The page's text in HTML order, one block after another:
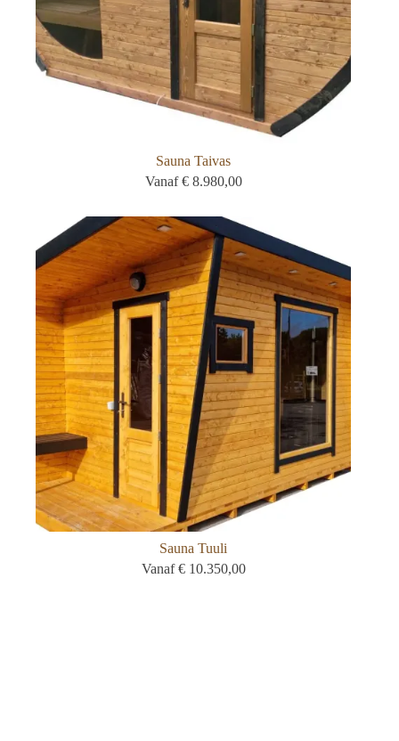
Sauna Taivas
Vanaf €8.980,00
Sauna Tuuli
Vanaf €10.350,00